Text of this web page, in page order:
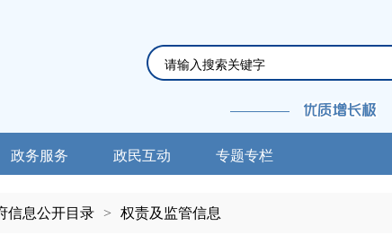
政务服务 政民互动 专题专栏
信息公开目录 > 权责及监管信息